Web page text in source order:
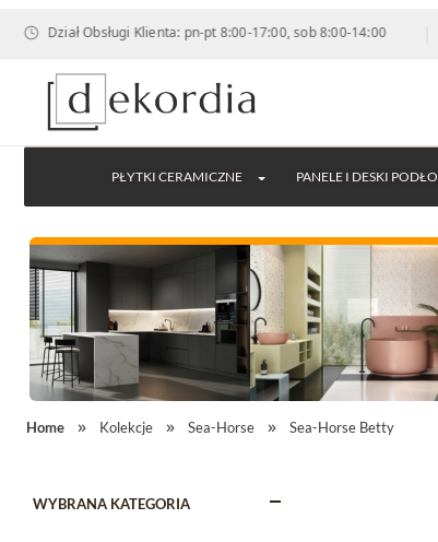
Dział Obsługi Klienta: pn-pt 8:00-17:00, sob 8:00-14:00
PŁYTKI CERAMICZNE PANELE I DESKI
Home Kolekcje Sea-Horse Sea-Horse Betty
WYBRANA KATEGORIA